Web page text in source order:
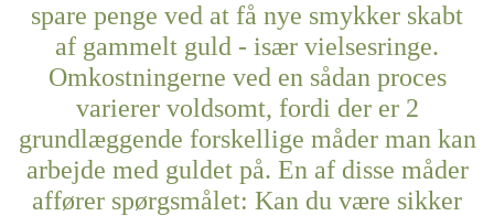
spare penge ved at få nye smykker skabt
af gammelt guld - især vielsesringe.
Omkostningerne ved en sådan proces
varierer voldsomt, fordi der er 2
grundlæggende forskellige måder man kan
arbejde med guldet på. En af disse måder
affører spørgsmålet: Kan du være sikker